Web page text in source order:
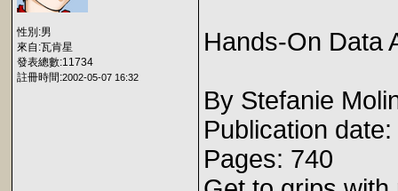
性別:男
來自:瓦肯星
發表總數:11734
註冊時間:2002-05-07 16:32
Hands-On Data
By Stefanie
Publication
Pages: 740